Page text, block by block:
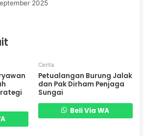
2025
Cerita
Petualangan Burung Jalak
dan Pak Dirham Penjaga
Sungai
Beli Via WA